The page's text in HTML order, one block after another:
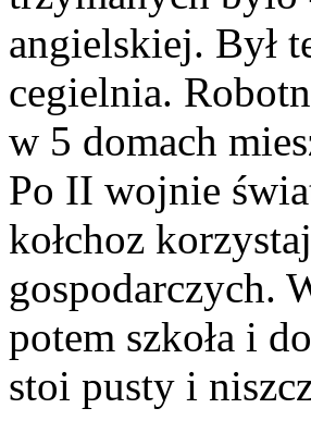
angielskiej. Był
cegielnia.
w 5 domach
Po II wojnie
kołchoz
gospodarczych.
potem szkoła i
stoi pusty i